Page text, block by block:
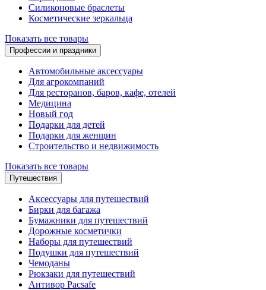
Силиконовые браслеты
Косметические зеркальца
Показать все товары
Профессии и праздники
Автомобильные аксессуары
Для агрокомпаний
Для ресторанов, баров, кафе, отелей
Медицина
Новый год
Подарки для детей
Подарки для женщин
Строительство и недвижимость
Показать все товары
Путешествия
Аксессуары для путешествий
Бирки для багажа
Бумажники для путешествий
Дорожные косметички
Наборы для путешествий
Подушки для путешествий
Чемоданы
Рюкзаки для путешествий
Антивор Pacsafe